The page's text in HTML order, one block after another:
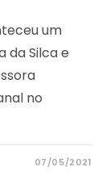
um
da Silca e
no
07/05/2021